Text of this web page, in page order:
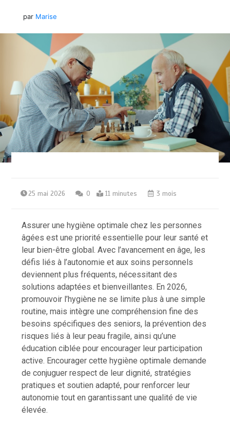
par Marise
25 mai 2026 0 11 minutes 3 mois
Assurer une hygiène optimale chez les personnes
âgées est une priorité essentielle pour leur santé et
leur bien-être global. Avec l’avancement en âge, les
défis liés à l’autonomie et aux soins personnels
deviennent plus fréquents, nécessitant des
solutions adaptées et bienveillantes. En 2026,
promouvoir l’hygiène ne se limite plus à une simple
routine, mais intègre une compréhension fine des
besoins spécifiques des seniors, la prévention des
risques liés à leur peau fragile, ainsi qu’une
éducation ciblée pour encourager leur participation
active. Encourager cette hygiène optimale demande
de conjuguer respect de leur dignité, stratégies
pratiques et soutien adapté, pour renforcer leur
autonomie tout en garantissant une qualité de vie
élevée.